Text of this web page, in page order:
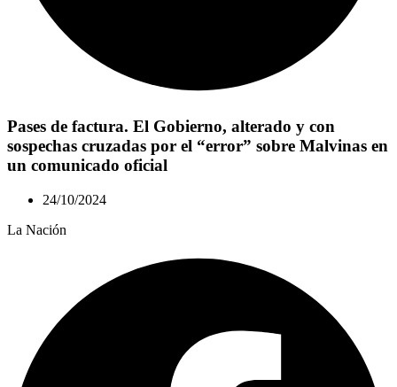
Pases de factura. El Gobierno, alterado y con
sospechas cruzadas por el “error” sobre Malvinas en
un comunicado oficial
24/10/2024
La Nación